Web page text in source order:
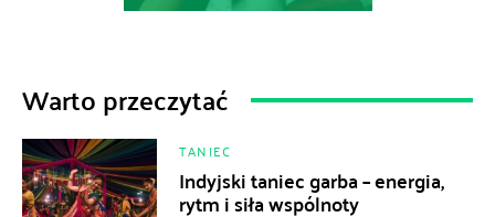
Warto przeczytać
TANIEC
Indyjski taniec garba – energia,
rytm i siła wspólnoty